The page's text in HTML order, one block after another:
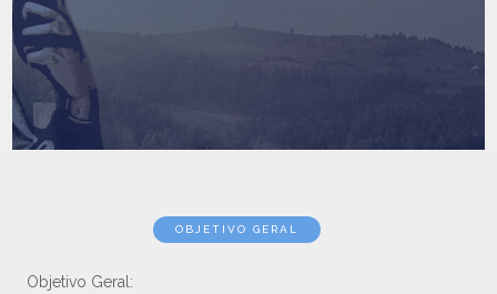
OBJETIVO GERAL
Objetivo Geral: